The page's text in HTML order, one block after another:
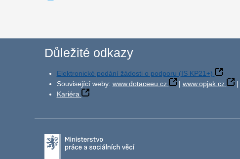
Důležité odkazy
Elektronické podání žádosti o podporu (IS KP21+)
Související weby: www.dotaceeu.cz | www.opjak.cz |
Kariéra